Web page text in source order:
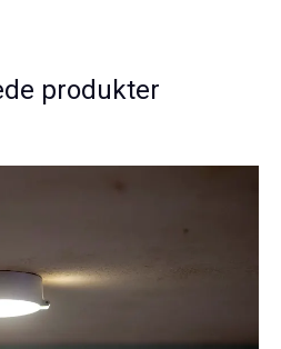
produkter